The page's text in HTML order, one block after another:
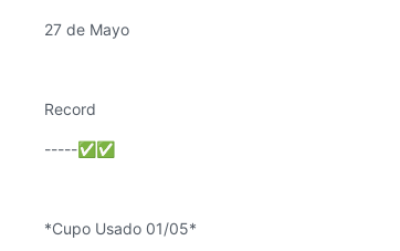
27 de Mayo
Record
-----✅ ✅
*Cupo Usado 01/05*